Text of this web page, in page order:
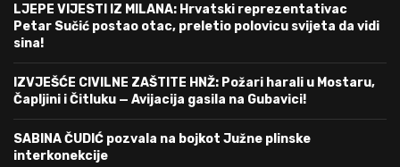
LJEPE VIJESTI IZ MILANA: Hrvatski reprezentativac
Petar Sučić postao otac, preletio polovicu svijeta da vidi
sina!
IZVJEŠĆE CIVILNE ZAŠTITE HNŽ: Požari harali u Mostaru,
Čapljini i Čitluku — Avijacija gasila na Gubavici!
SABINA ČUDIĆ pozvala na bojkot Južne plinske
interkonekcije